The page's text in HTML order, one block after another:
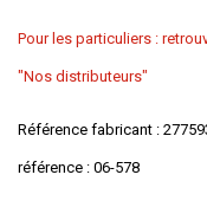
Pour les particuliers :
"Nos distributeurs"
Référence fabricant :
référence : 06-578